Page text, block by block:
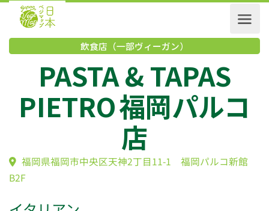
飲食店（一部ヴィーガン）
PASTA & TAPAS
PIETRO 福岡パル
店
福岡県福岡市中央区天神2丁目11-1 福岡パルコ新館